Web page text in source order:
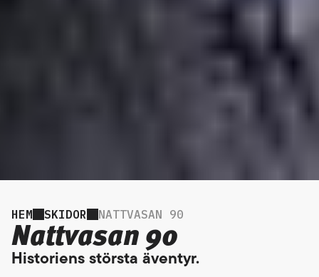
HEM SKIDOR NATTVASAN 90
Nattvasan 90
Historiens största äventyr.